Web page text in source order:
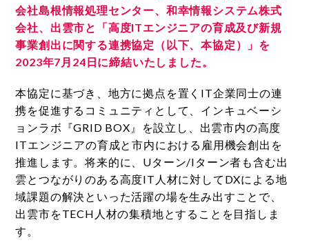
会社島根情報処理センター、和幸情報システム株式
会社、出雲市と「高度ITエンジニアの育成及び新規
事業創出に関する連携協定（以下、本協定）」を
2023年7月24日に締結いたしました。
本協定に基づき、地方に拠点を置くIT企業同士の連
携を促進するコミュニティとして、インキュベーシ
ョンラボ『GRID BOX』を設立し、出雲市内の高度
ITエンジニアの育成と市内における雇用機会創出を
推進します。将来的に、Uターン/Iターン者も含む出
雲とつながりのある高度IT人材に対してDXによる地
域課題の解決といった活躍の場を生み出すことで、
出雲市をTECH人材の集積地とすることを目指しま
す。